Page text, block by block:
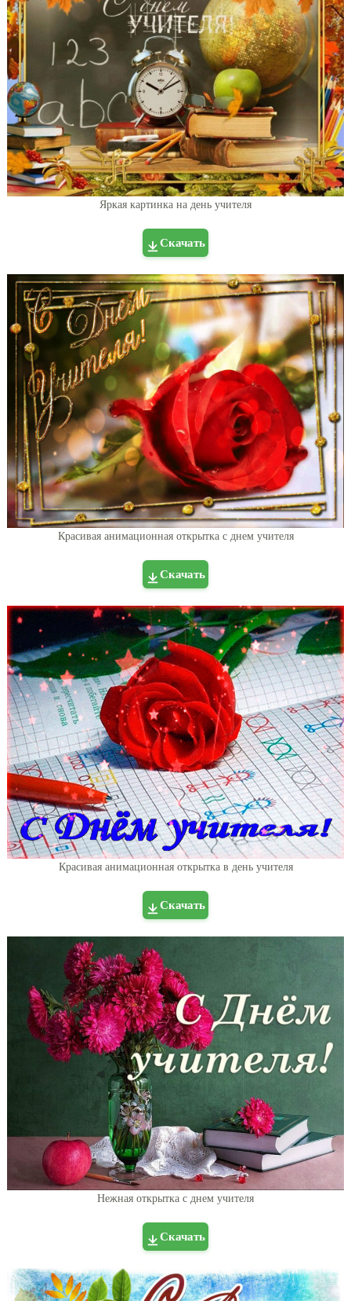
Яркая картинка на день учителя
Скачать
Красивая анимационная открытка с днем учителя
Скачать
Красивая анимационная открытка в день учителя
Скачать
Нежная открытка с днем учителя
Скачать